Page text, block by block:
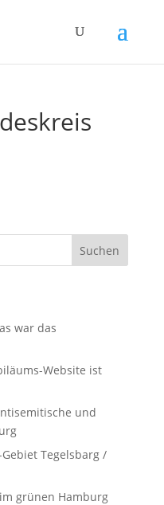
Suchen
war das
Website ist
und
Tegelsbarg /
grünen Hamburg